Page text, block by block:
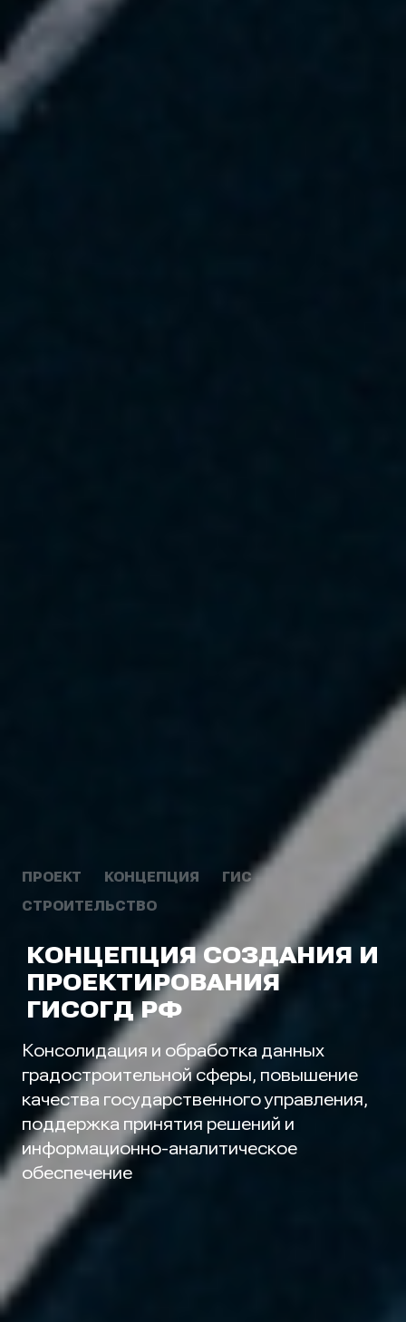
ПРОЕКТ КОНЦЕПЦИЯ
ГИС
СТРОИТЕЛЬСТВО
КОНЦЕПЦИЯ СОЗДАНИЯ И
ПРОЕКТИРОВАНИЯ
ГИСОГД РФ
Консолидация и обработка данных
градостроительной сферы, повышение
качества государственного управления,
поддержка принятия решений и
информационно-аналитическое
обеспечение